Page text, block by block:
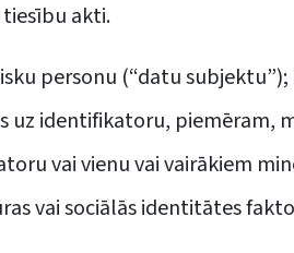
akti.
personu (“datu
uz identifikatoru, piemēram,
vai vienu vai vairākiem
vai sociālās identitātes